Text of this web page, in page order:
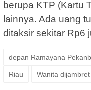
berupa KTP (Kartu
lainnya. Ada uang
ditaksir sekitar Rp6
depan Ramayana
Riau Wanita dijambret